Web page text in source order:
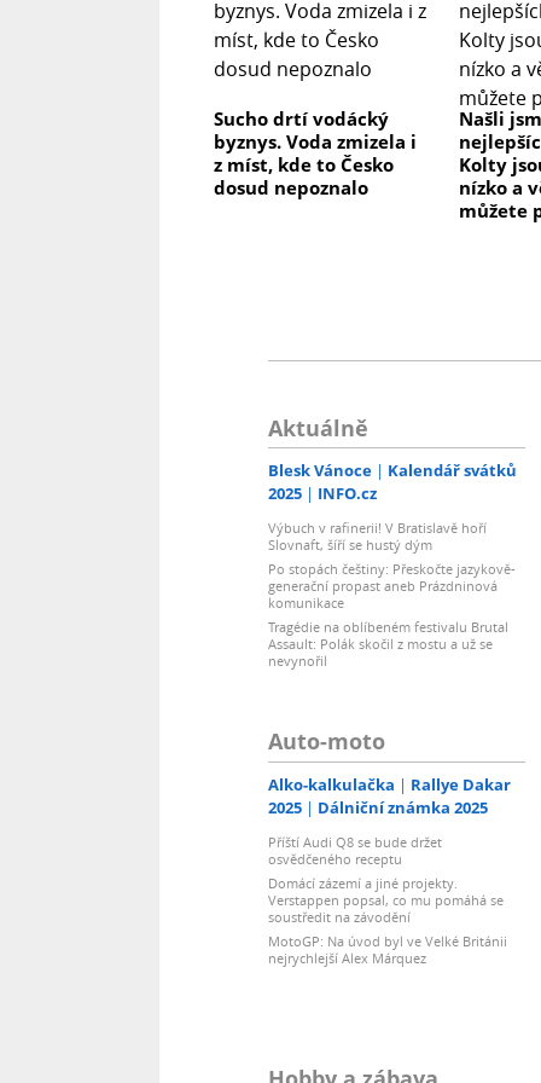
Sucho drtí vodácký
byznys. Voda zmizela i
z míst, kde to Česko
dosud nepoznalo
Našli
Kolty
nízko a
můžete
Aktuálně
Blesk Vánoce
Kalendář svátků
2025
INFO.cz
Výbuch v rafinerii! V Bratislavě hoří
Slovnaft, šíří se hustý dým
Po stopách češtiny: Přeskočte jazykově-
generační propast aneb Prázdninová
komunikace
Tragédie na oblíbeném festivalu Brutal
Assault: Polák skočil z mostu a už se
nevynořil
Auto-moto
Alko-kalkulačka
Rallye Dakar
2025
Dálniční známka 2025
Příští Audi Q8 se bude držet
osvědčeného receptu
Domácí zázemí a jiné projekty.
Verstappen popsal, co mu pomáhá se
soustředit na závodění
MotoGP: Na úvod byl ve Velké Británii
nejrychlejší Alex Márquez